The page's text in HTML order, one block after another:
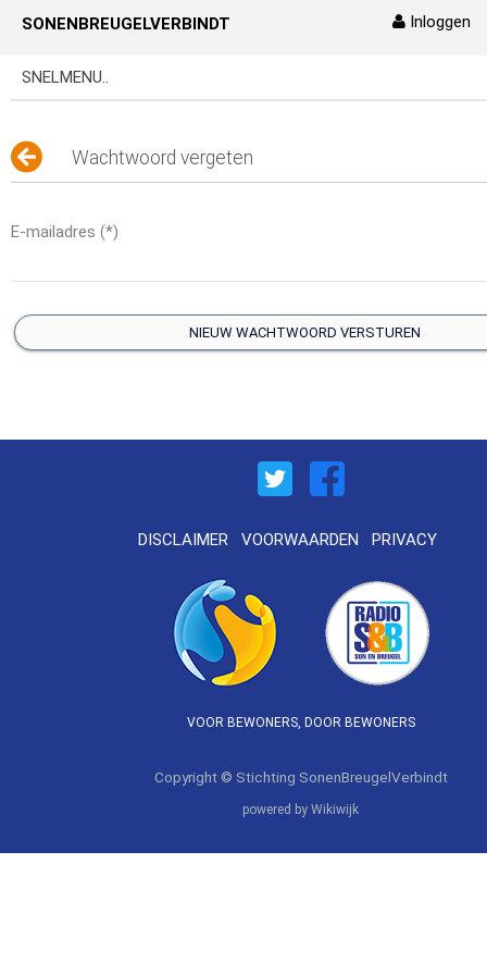
Naar content
Inloggen
SONENBREUGELVERBINDT
SNELMENU..
Wachtwoord vergeten
E-mailadres (*)
NIEUW WACHTWOORD VERSTUREN
DISCLAIMER VOORWAARDEN PRIVACY
VOOR BEWONERS, DOOR BEWONERS
Copyright © Stichting SonenBreugelVerbindt
powered by Wikiwijk